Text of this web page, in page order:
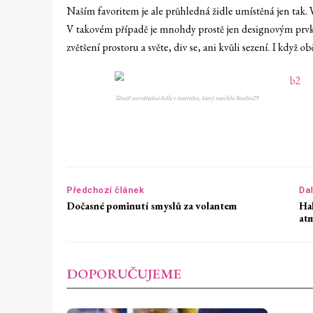
Naším favoritem je ale průhledná židle umístěná jen tak.
V takovém případě je mnohdy prostě jen designovým
zvětšení prostoru a světe, div se, ani kvůli sezení. I když
Téměř neviditelná židle v interiéru, který navrhlo Studio29
Předchozí článek
Dočasné pominutí smyslů za volantem
DOPORUČUJEME